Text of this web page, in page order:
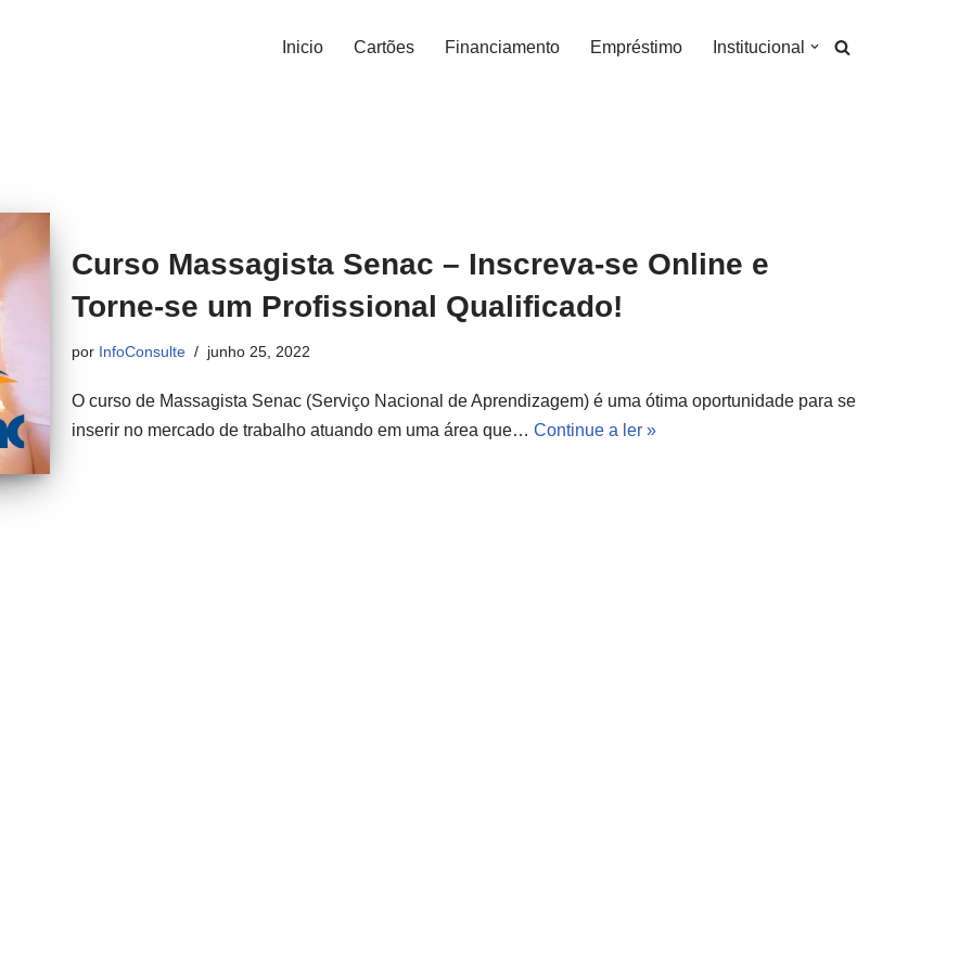
Inicio Cartões Financiamento Empréstimo Institucional
Curso Massagista Senac – Inscreva-se Online e
Torne-se um Profissional Qualificado!
por InfoConsulte junho 25, 2022
O curso de Massagista Senac (Serviço Nacional de Aprendizagem) é uma ótima oportunidade para se
inserir no mercado de trabalho atuando em uma área que… Continue a ler »